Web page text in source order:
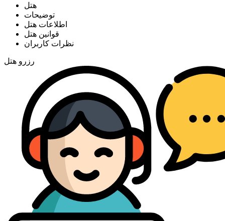
هتل
توضیحات
اطلاعات هتل
قوانین هتل
نظرات کاربران
رزرو هتل